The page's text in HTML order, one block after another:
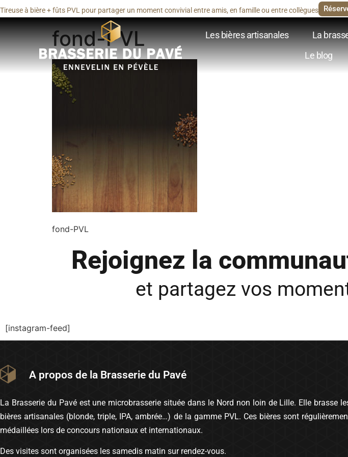
Tireuse à bière + fûts PVL pour partager un moment convivial entre amis, en famille ou entre collègues
Les bières artisanales La
Le blog
fond-PVL
fond-PVL
Rejoignez la
et partagez vos
[instagram-feed]
A propos de la Brasserie du Pavé
La Brasserie du Pavé est une microbrasserie située dans le Nord non loin de Lille. Elle brasse
bières artisanales (blonde, triple, IPA, ambrée…) de la gamme PVL. Ces bières sont
médaillées lors de concours nationaux et internationaux.
Des visites sont organisées les samedis matin sur rendez-vous.